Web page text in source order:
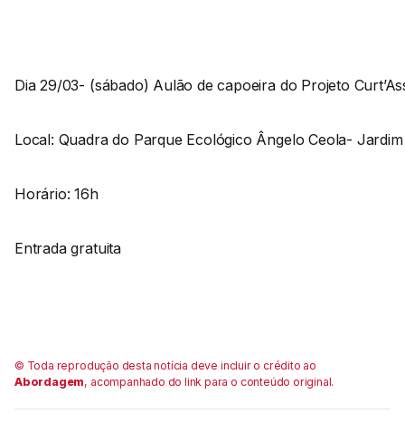
Dia 29/03- (sábado) Aulão de capoeira do Projeto
Local: Quadra do Parque Ecológico Ângelo Ceola-
Horário: 16h
Entrada gratuita
© Toda reprodução desta notícia deve incluir o crédito ao
Abordagem, acompanhado do link para o conteúdo original.